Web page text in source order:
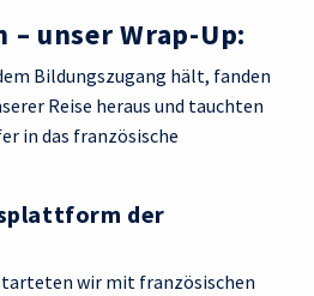
unser Wrap-Up:
Bildungszugang hält, fanden
Reise heraus und tauchten
in das französische
der
wir mit französischen